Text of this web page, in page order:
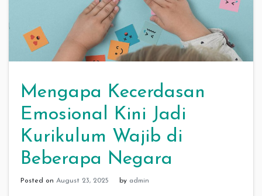
Mengapa Kecerdasan
Emosional Kini Jadi
Kurikulum Wajib di
Beberapa Negara
Posted on August 23, 2025 by admin